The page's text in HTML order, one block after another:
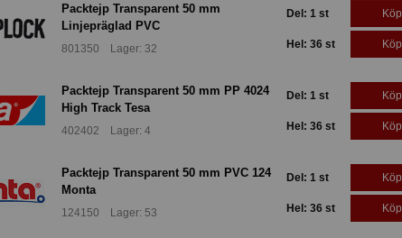
Packtejp Transparent 50 mm
Linjepräglad PVC
801350 Lager: 32
Del: 1 st Köp
Hel: 36 st Köp
Packtejp Transparent 50 mm PP 4024
High Track Tesa
402402 Lager: 4
Del: 1 st Köp
Hel: 36 st Köp
Packtejp Transparent 50 mm PVC 124
Monta
124150 Lager: 53
Del: 1 st Köp
Hel: 36 st Köp